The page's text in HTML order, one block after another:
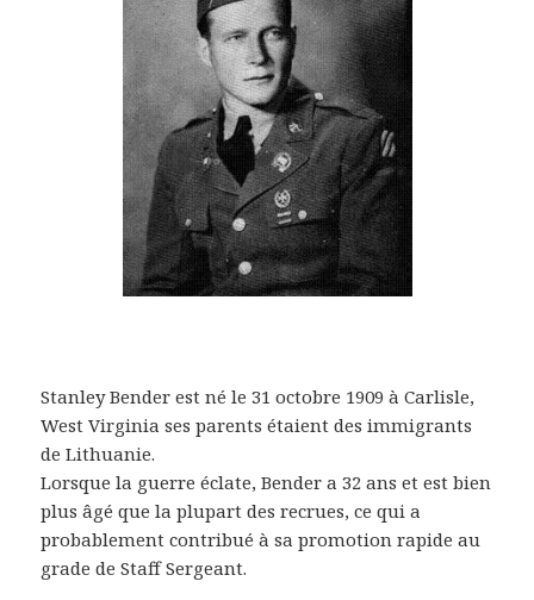
Stanley Bender est né le 31 octobre 1909 à Carlisle,
West Virginia ses parents étaient des immigrants
de Lithuanie.
Lorsque la guerre éclate, Bender a 32 ans et est bien
plus âgé que la plupart des recrues, ce qui a
probablement contribué à sa promotion rapide au
grade de Staff Sergeant.